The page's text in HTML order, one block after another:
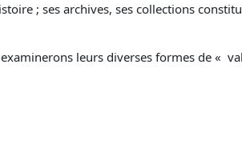
; ses archives, ses collections
leurs diverses formes de «